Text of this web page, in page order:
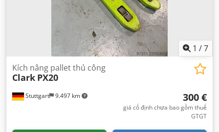
1 /7
Stuttgart 9.497 km
Kích nâng pallet thủ công
Clark PX20
300 €
giá cố định chưa bao gồm thuế
GTGT